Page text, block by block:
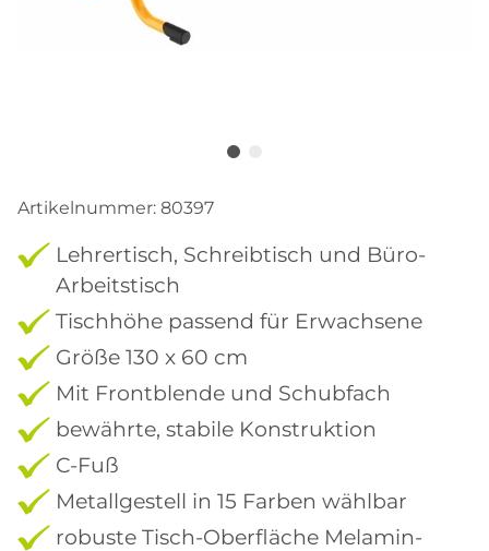
Artikelnummer: 80397
Lehrertisch, Schreibtisch und Büro-
Arbeitstisch
Tischhöhe passend für Erwachsene
Größe 130 x 60 cm
Mit Frontblende und Schubfach
bewährte, stabile Konstruktion
C-Fuß
Metallgestell in 15 Farben wählbar
robuste Tisch-Oberfläche Melamin-